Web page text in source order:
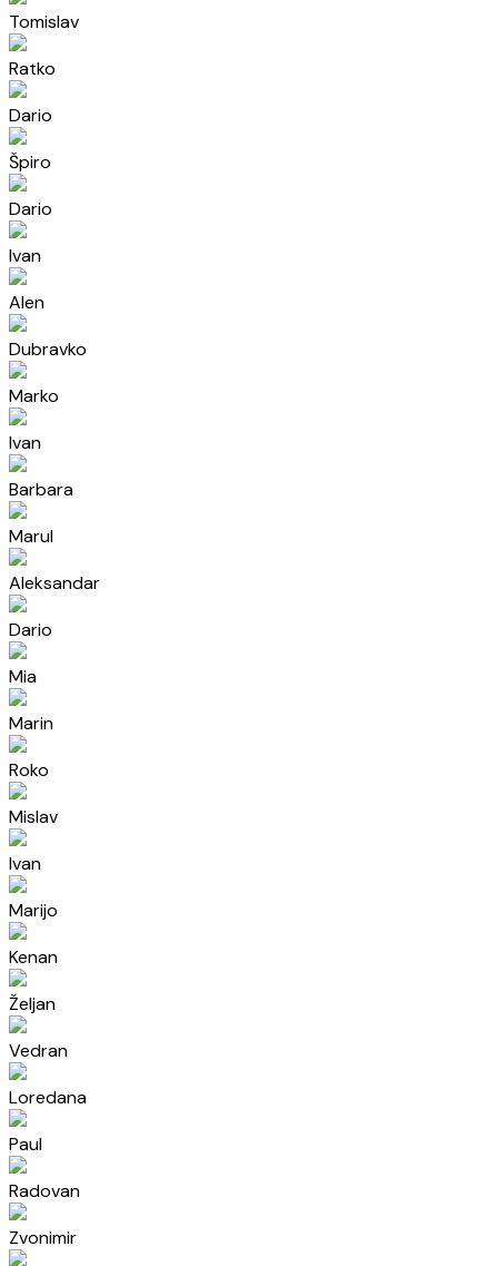
Tomislav
Ratko
Dario
Špiro
Dario
Ivan
Alen
Dubravko
Marko
Ivan
Barbara
Marul
Aleksandar
Dario
Mia
Marin
Roko
Mislav
Ivan
Marijo
Kenan
Željan
Vedran
Loredana
Paul
Radovan
Zvonimir